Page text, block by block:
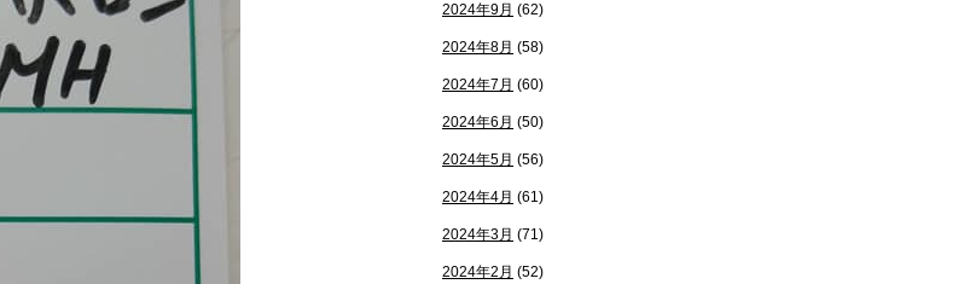
2024年9月 (62)
2024年8月 (58)
2024年7月 (60)
2024年6月 (50)
2024年5月 (56)
2024年4月 (61)
2024年3月 (71)
2024年2月 (52)